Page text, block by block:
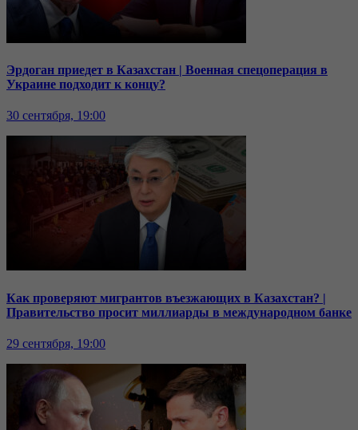
Эрдоган приедет в Казахстан | Военная спецоперация в
Украине подходит к концу?
30 сентября, 19:00
Как проверяют мигрантов въезжающих в Казахстан? |
Правительство просит миллиарды в международном банке
29 сентября, 19:00